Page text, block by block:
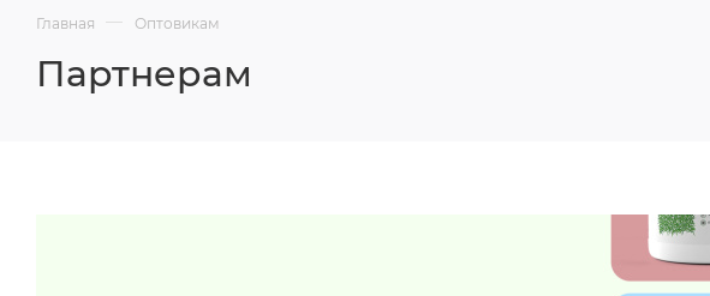
Главная — Оптовикам
Партнерам